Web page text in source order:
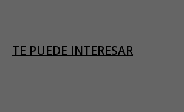
TE PUEDE INTERESAR